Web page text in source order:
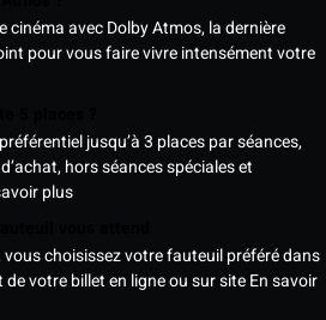
cinéma avec Dolby Atmos, la dernière
pour vous faire vivre intensément votre
jusqu’à 3 places par séances,
hors séances spéciales et
plus
choisissez votre fauteuil préféré dans
de votre billet en ligne ou sur siteEn savoir